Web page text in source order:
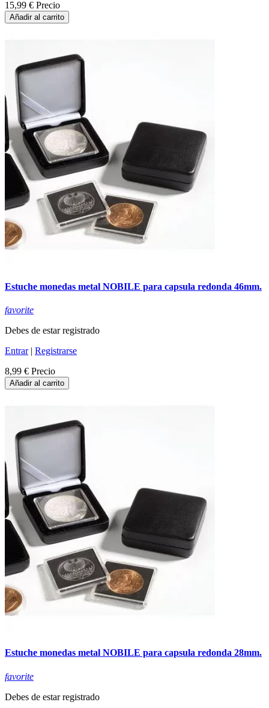
15,99 € Precio
Añadir al carrito
Estuche monedas metal NOBILE para capsula redonda 46mm.
favorite
Debes de estar registrado
Entrar| Registrarse
8,99 € Precio
Añadir al carrito
Estuche monedas metal NOBILE para capsula redonda 28mm.
favorite
Debes de estar registrado